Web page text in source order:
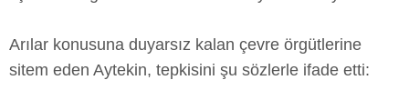
Arılar konusuna duyarsız kalan çevre örgütlerine
sitem eden Aytekin, tepkisini şu sözlerle ifade etti: